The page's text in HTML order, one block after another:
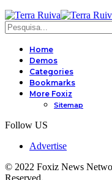
Home
Demos
Categories
Bookmarks
More Foxiz
Sitemap
Follow US
Advertise
© 2022 Foxiz News
Reserved.